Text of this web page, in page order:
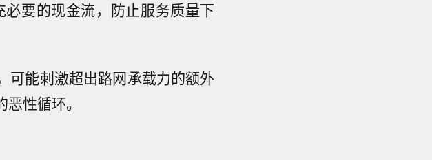
要的现金流，防止服务质量下
可能刺激超出路网承载力的额外
性循环。